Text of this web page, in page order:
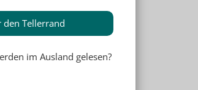
den Tellerrand
im Ausland gelesen?